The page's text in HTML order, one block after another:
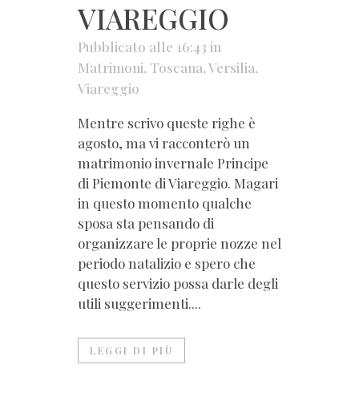
VIAREGGIO
Pubblicato alle 16:43 in
Matrimoni, Toscana,Versilia,
Viareggio
Mentre scrivo queste righe è
agosto, ma vi racconterò un
matrimonio invernale Principe
di Piemonte di Viareggio. Magari
in questo momento qualche
sposa sta pensando di
organizzare le proprie nozze nel
periodo natalizio e spero che
questo servizio possa darle degli
utili suggerimenti....
LEGGI DI PIÙ